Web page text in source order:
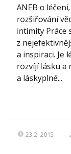
ANEB o
rozšiřování
intimity Práce
z
a inspiraci. Je
rozvíjí lásku a
a láskyplné...
23.2. 2015